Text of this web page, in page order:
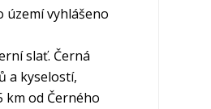
území vyhlášeno
slať. Černá
a kyselostí,
km od Černého